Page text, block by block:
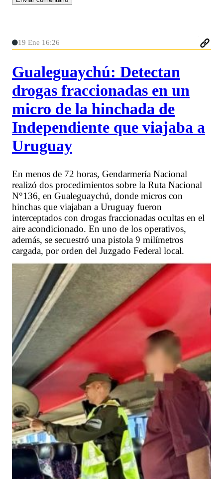
19 Ene 16:26
Gualeguaychú: Detectan
drogas fraccionadas en un
micro de la hinchada de
Independiente que viajaba a
Uruguay
En menos de 72 horas, Gendarmería Nacional
realizó dos procedimientos sobre la Ruta Nacional
N°136, en Gualeguaychú, donde micros con
hinchas que viajaban a Uruguay fueron
interceptados con drogas fraccionadas ocultas en el
aire acondicionado. En uno de los operativos,
además, se secuestró una pistola 9 milímetros
cargada, por orden del Juzgado Federal local.